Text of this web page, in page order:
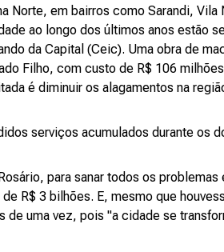
Norte, em bairros como Sarandi,
ao longo dos últimos anos estão
da Capital (Ceic). Uma obra de
Filho, com custo de R$ 106
é diminuir os alagamentos na
serviços acumulados durante os
para sanar todos os
R$ 3 bilhões. E, mesmo que
de uma vez, pois "a cidade se